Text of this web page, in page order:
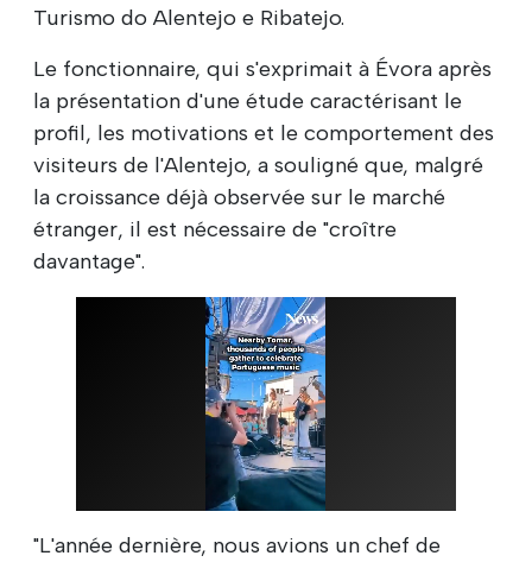
Turismo do Alentejo e Ribatejo.
Le fonctionnaire, qui s'exprimait à Évora après
la présentation d'une étude caractérisant le
profil, les motivations et le comportement des
visiteurs de l'Alentejo, a souligné que, malgré
la croissance déjà observée sur le marché
étranger, il est nécessaire de "croître
davantage".
"L'année dernière, nous avions un chef de